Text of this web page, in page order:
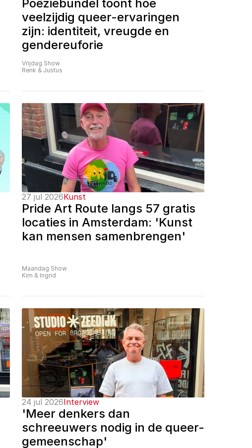
Poëziebundel toont hoe
veelzijdig queer-ervaringen
zijn: identiteit, vreugde en
gendereuforie
Vrijdag Show
Renk & Justus
27 jul 2026Kunst
Pride Art Route langs 57 gratis
locaties in Amsterdam: 'Kunst
kan mensen samenbrengen'
Maandag Show
Kim & Ingrid
24 jul 2026Interview
'Meer denkers dan
schreeuwers nodig in de queer-
gemeenschap'